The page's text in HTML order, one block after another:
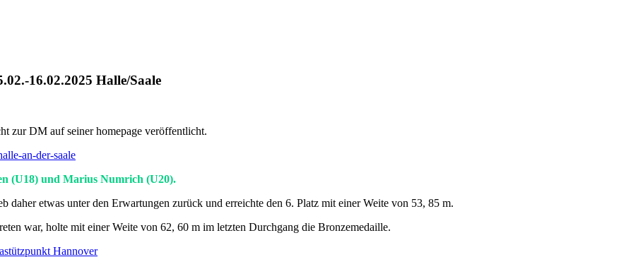
16.02.2025 Halle/Saale
zur DM auf seiner homepage veröffentlicht.
an-der-saale
(U18) und Marius Numrich (U20).
daher etwas unter den Erwartungen zurück und erreichte den 6. Platz mit einer Weite von 53, 85 m.
war, holte mit einer Weite von 62, 60 m im letzten Durchgang die Bronzemedaille.
Hannover